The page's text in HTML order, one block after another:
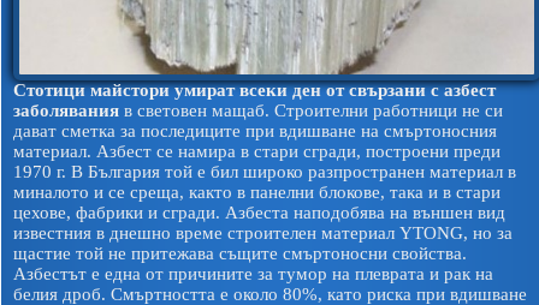
Стотици майстори умират всеки ден от свързани с азбест
заболявания в световен мащаб. Строителни работници не си
дават сметка за последиците при вдишване на смъртоносния
материал. Азбест се намира в стари сгради, построени преди
1970 г. В България той е бил широко разпространен материал в
миналото и се среща, както в панелни блокове, така и в стари
цехове, фабрики и сгради. Азбеста наподобява на външен вид
известния в днешно време строителен материал YTONG, но за
щастие той не притежава същите смъртоносни свойства.
Азбестът е една от причините за тумор на плеврата и рак на
белия дроб. Смъртността е около 80%, като риска при вдишване